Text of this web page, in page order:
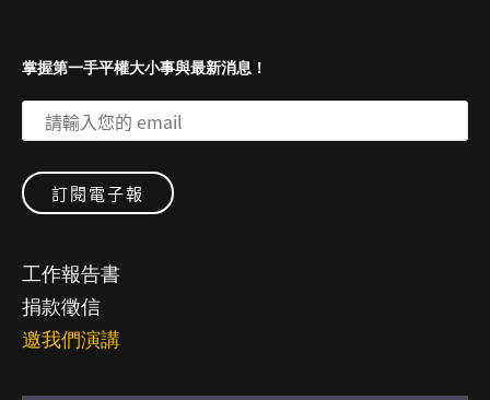
掌握第一手平權大小事與最新消息！
工作報告書
捐款徵信
邀我們演講